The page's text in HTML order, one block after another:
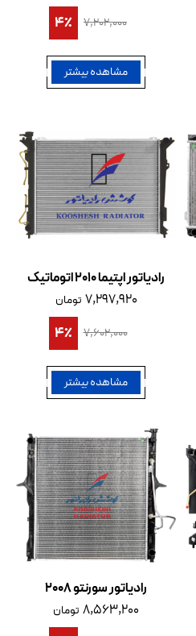
۷,۲۰۲,۰۰۰
4٪
مشاهده بیشتر
رادیاتور اپتیما 2010 اتوماتیک
۷,۲۹۷,۹۲۰ تومان
۷,۶۰۲,۰۰۰
4٪
مشاهده بیشتر
رادیاتور سورنتو 2008
۸,۵۶۳,۲۰۰ تومان